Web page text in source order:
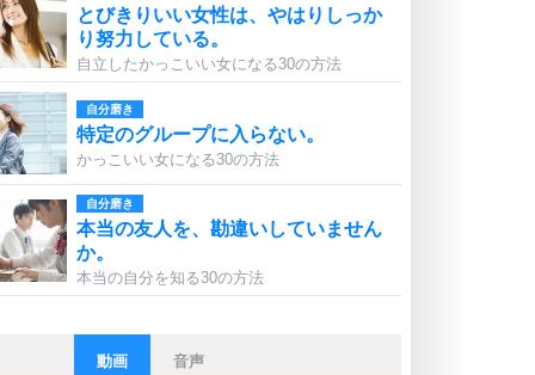
とびきりいい女性は、やはりしっか
り努力している。
自立したかっこいい女になる30の方法
自分磨き
特定のグループに入らない。
かっこいい女になる30の方法
自分磨き
本当の友人を、勘違いしていません
か。
本当の自分を知る30の方法
ストレス対策
動画 音声